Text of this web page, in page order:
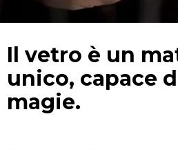
Il vetro è un
unico, capace
magie.